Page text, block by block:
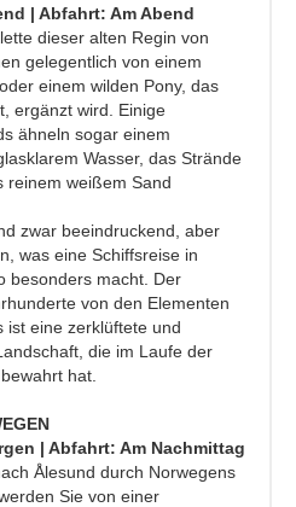
| Abfahrt: Am Abend
dieser alten Regin von
gelegentlich von einem
einem wilden Pony, das
ergänzt wird. Einige
ähneln sogar einem
Wasser, das Strände
reinem weißem Sand
zwar beeindruckend, aber
was eine Schiffsreise in
besonders macht. Der
von den Elementen
ist eine zerklüftete und
die im Laufe der
hat.
| Abfahrt: Am Nachmittag
Ålesund durch Norwegens
Sie von einer